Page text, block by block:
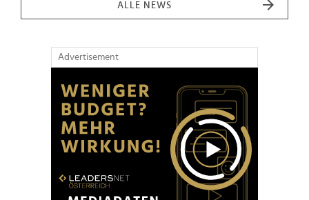
ALLE NEWS
Advertisement